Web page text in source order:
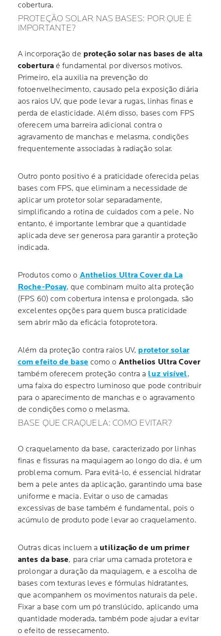
cobertura.
PROTEÇÃO SOLAR NAS BASES: POR QUE É
IMPORTANTE?
A incorporação de proteção solar nas bases de alta
coberturaé fundamental por diversos motivos.
Primeiro, ela auxilia na prevenção do
fotoenvelhecimento, causado pela exposição diária
aos raios UV, que pode levar a rugas, linhas finas e
perda de elasticidade. Além disso, bases com FPS
oferecem uma barreira adicional contra o
agravamento de manchas e melasma, condições
frequentemente associadas à radiação solar.
Outro ponto positivo é a praticidade oferecida pelas
bases com FPS, que eliminam a necessidade de
aplicar um protetor solar separadamente,
simplificando a rotina de cuidados com a pele. No
entanto, é importante lembrar que a quantidade
aplicada deve ser generosa para garantir a proteção
indicada.
Produtos como o Anthelios Ultra Cover da La
Roche-Posay, que combinam muito alta proteção
(FPS 60) com cobertura intensa e prolongada, são
excelentes opções para quem busca praticidade
sem abrir mão da eficácia fotoprotetora.
Além da proteção contra raios UV, protetor solar
com efeito de base como o Anthelios Ultra Cover
também oferecem proteção contra a luz visível,
uma faixa do espectro luminoso que pode contribuir
para o aparecimento de manchas e o agravamento
de condições como o melasma.
BASE QUE CRAQUELA: COMO EVITAR?
O craquelamento da base, caracterizado por linhas
finas e fissuras na maquiagem ao longo do dia, é um
problema comum. Para evitá-lo, é essencial hidratar
bem a pele antes da aplicação, garantindo uma base
uniforme e macia. Evitar o uso de camadas
excessivas de base também é fundamental, pois o
acúmulo de produto pode levar ao craquelamento.
Outras dicas incluem a utilização de um primer
antes da base, para criar uma camada protetora e
prolongar a duração da maquiagem, e a escolha de
bases com texturas leves e fórmulas hidratantes,
que acompanhem os movimentos naturais da pele.
Fixar a base com um pó translúcido, aplicando uma
quantidade moderada, também pode ajudar a evitar
o efeito de ressecamento.